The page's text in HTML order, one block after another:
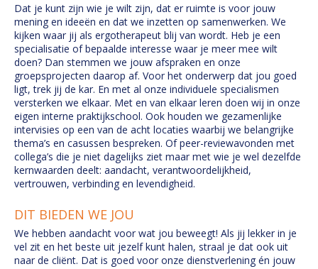
Dat je kunt zijn wie je wilt zijn, dat er ruimte is voor jouw
mening en ideeën en dat we inzetten op samenwerken. We
kijken waar jij als ergotherapeut blij van wordt. Heb je een
specialisatie of bepaalde interesse waar je meer mee wilt
doen? Dan stemmen we jouw afspraken en onze
groepsprojecten daarop af. Voor het onderwerp dat jou goed
ligt, trek jij de kar. En met al onze individuele specialismen
versterken we elkaar. Met en van elkaar leren doen wij in onze
eigen interne praktijkschool. Ook houden we gezamenlijke
intervisies op een van de acht locaties waarbij we belangrijke
thema’s en casussen bespreken. Of peer-reviewavonden met
collega’s die je niet dagelijks ziet maar met wie je wel dezelfde
kernwaarden deelt: aandacht, verantwoordelijkheid,
vertrouwen, verbinding en levendigheid.
DIT BIEDEN WE JOU
We hebben aandacht voor wat jou beweegt! Als jij lekker in je
vel zit en het beste uit jezelf kunt halen, straal je dat ook uit
naar de cliënt. Dat is goed voor onze dienstverlening én jouw